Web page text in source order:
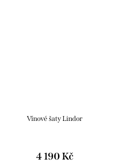
Vínové šaty Lindor
4 190 Kč